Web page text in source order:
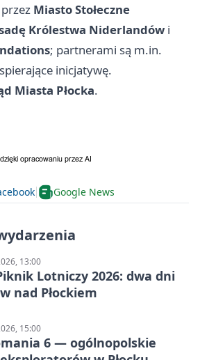
Miasto Stołeczne
Królestwa Niderlandów i
; partnerami są m.in.
inicjatywę.
Miasta Płocka.
Google News
13:00
Lotniczy 2026: dwa dni
nad Płockiem
15:00
6 — ogólnopolskie